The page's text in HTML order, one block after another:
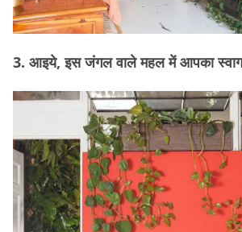
3. आइये, इस जंगल वाले महल में आपका